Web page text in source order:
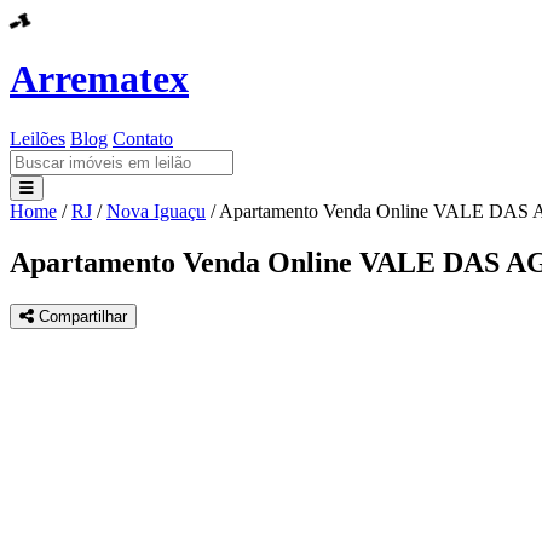
Arrematex
Leilões Blog Contato
Leilões
Blog
Contato
Home / RJ / Nova Iguaçu / Apartamento Venda Online VALE DAS
Apartamento Venda Online VALE DAS
Compartilhar